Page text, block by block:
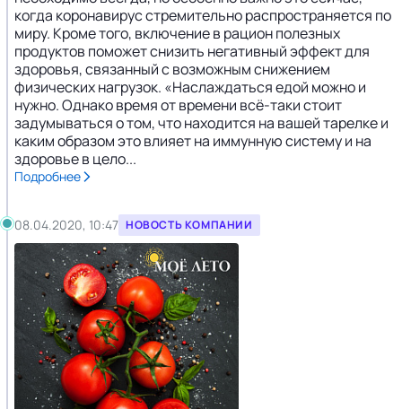
когда коронавирус стремительно распространяется по
миру. Кроме того, включение в рацион полезных
продуктов поможет снизить негативный эффект для
здоровья, связанный с возможным снижением
физических нагрузок. «Наслаждаться едой можно и
нужно. Однако время от времени всё-таки стоит
задумываться о том, что находится на вашей тарелке и
каким образом это влияет на иммунную систему и на
здоровье в цело...
Подробнее
08.04.2020, 10:47 НОВОСТЬ КОМПАНИИ